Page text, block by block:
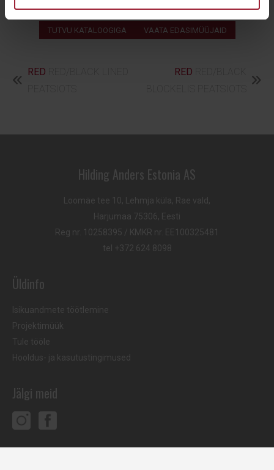
TUTVU KATALOOGIGA VAATA EDASIMÜÜJAID
RED RED/BLACK LINED
PEATSIOTS
RED RED/BLACK
BLOCKELIS PEATSIOTS
Hilding Anders Estonia AS
Loomäe tee 10, Lehmja küla, Rae vald,
Harjumaa 75306, Eesti
Reg nr. 10258395 / KMKR nr. EE100325481
tel
+372 624 8098
Üldinfo
Isikuandmete töötlemine
Projektimüük
Tule tööle
Hooldus- ja kasutustingimused
Jälgi meid